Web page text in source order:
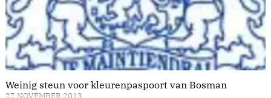
Weinig steun voor kleurenpaspoort van Bosman